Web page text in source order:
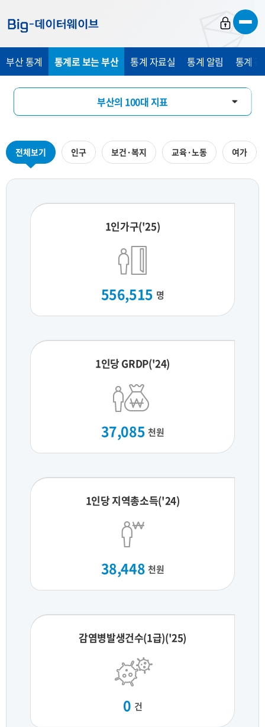
가
가
가
부산 통계 통계로 보는 부산 통계 자료실 통계 알림 통계
부산의 100대 지표
지역통계 시각화
전체보기 인구 보건·복지 교육·노동 여가
1인가구('25)
556,515 명
1인당 GRDP('24)
37,085 천원
1인당 지역총소득('24)
38,448 천원
감염병발생건수(1급)('25)
0 건